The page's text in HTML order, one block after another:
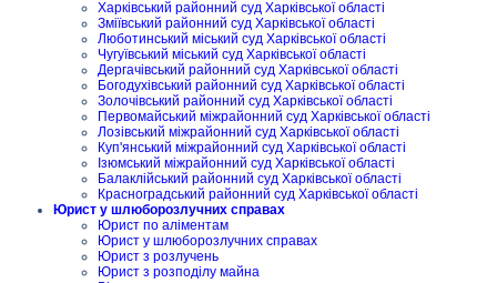
Харківський районний суд Харківської області
Зміївський районний суд Харківської області
Люботинський міський суд Харківської області
Чугуївський міський суд Харківської області
Дергачівський районний суд Харківської області
Богодухівський районний суд Харківської області
Золочівський районний суд Харківської області
Первомайський міжрайонний суд Харківської області
Лозівський міжрайонний суд Харківської області
Куп'янський міжрайонний суд Харківської області
Ізюмський міжрайонний суд Харківської області
Балаклійський районний суд Харківської області
Красноградський районний суд Харківської області
Юрист у шлюборозлучних справах
Юрист по аліментам
Юрист у шлюборозлучних справах
Юрист з розлучень
Юрист з розподілу майна